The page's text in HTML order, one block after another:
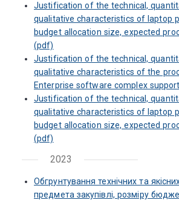
Justification of the technical,
qualitative characteristics of laptop
budget allocation size, expected
(pdf)
Justification of the technical,
qualitative characteristics of the
Enterprise software complex
Justification of the technical,
qualitative characteristics of laptop
budget allocation size, expected
(pdf)
2023
Обгрунтування технічних та
предмета закупівлі, розміру